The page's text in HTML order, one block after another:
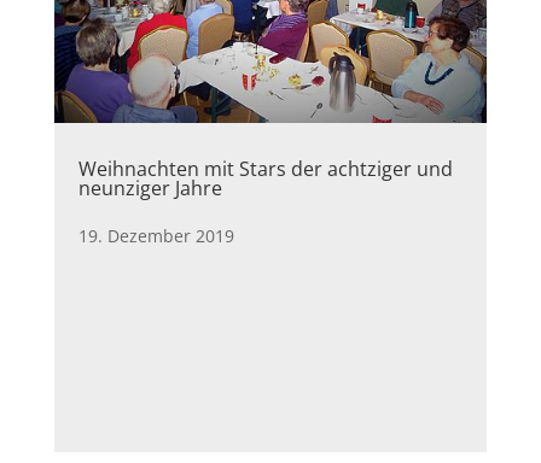
Weihnachten mit Stars der achtziger und
neunziger Jahre
19. Dezember 2019